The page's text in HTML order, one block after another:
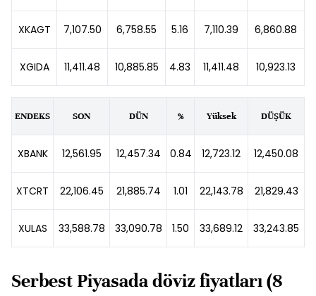
XKAGT 7,107.50 6,758.55 5.16 7,110.39 6,860.88
XGIDA 11,411.48 10,885.85 4.83 11,411.48 10,923.13
ENDEKS SON DÜN % Yüksek DÜŞÜK
XBANK 12,561.95 12,457.34 0.84 12,723.12 12,450.08
XTCRT 22,106.45 21,885.74 1.01 22,143.78 21,829.43
XULAS 33,588.78 33,090.78 1.50 33,689.12 33,243.85
Serbest Piyasada döviz fiyatları (8